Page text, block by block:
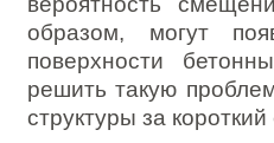
образом, могут
поверхности
решить такую
структуры за короткий